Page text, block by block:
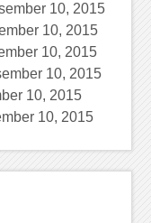
10, 2015
10, 2015
10, 2015
10, 2015
10, 2015
10, 2015